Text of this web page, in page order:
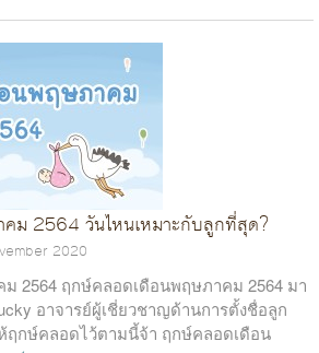
ม 2564 วันไหนเหมาะกับลูกที่สุด?
2020
2564 ฤกษ์คลอดเดือนพฤษภาคม 2564 มา
อาจารย์ผู้เชี่ยวชาญด้านการตั้งชื่อลูก
ฤกษ์คลอดไว้ตามนี้จ้า ฤกษ์คลอดเดือน